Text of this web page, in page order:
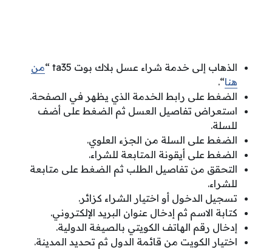
الذهاب إلى خدمة شراء عسل بلاك بوت ta35 “
من
هنا“.
الضغط على رابط الخدمة الذي يظهر في الصفحة.
استعراض تفاصيل العسل ثم الضغط على أضف
للسلة.
الضغط على السلة من الجزء العلوي.
الضغط على أيقونة المتابعة للشراء.
التحقق من تفاصيل الطلب ثم الضغط على متابعة
للشراء.
تسجيل الدخول أو اختيار الشراء كزائر.
كتابة الاسم ثم إدخال عنوان البريد الإلكتروني.
إدخال رقم الهاتف الكويتي بالصيغة الدولية.
اختيار الكويت من قائمة الدول ثم تحديد المدينة.